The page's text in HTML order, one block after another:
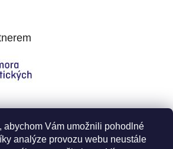
abychom Vám umožnili pohodlné
analýze provozu webu neustále